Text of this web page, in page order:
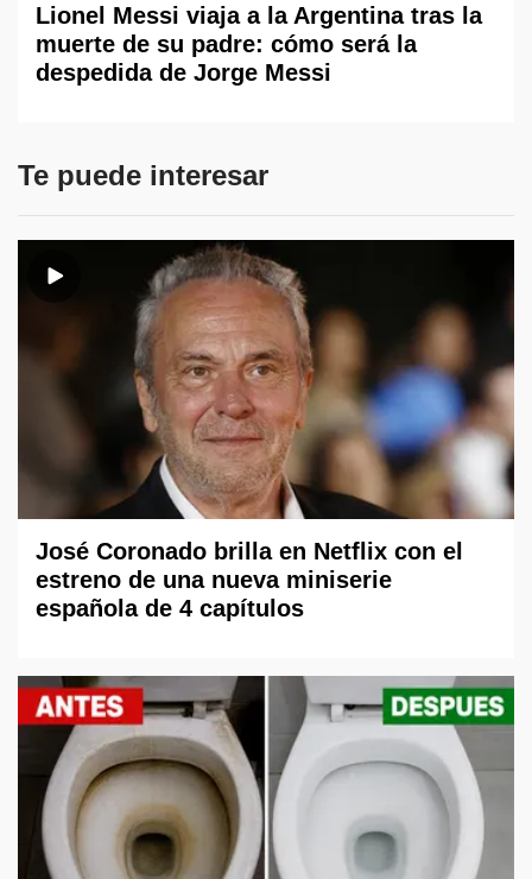
Lionel Messi viaja a la Argentina tras la
muerte de su padre: cómo será la
despedida de Jorge Messi
Te puede interesar
José Coronado brilla en Netflix con el
estreno de una nueva miniserie
española de 4 capítulos